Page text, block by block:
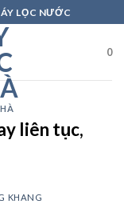
LỌC NƯỚC
0
liên tục,
KHANG